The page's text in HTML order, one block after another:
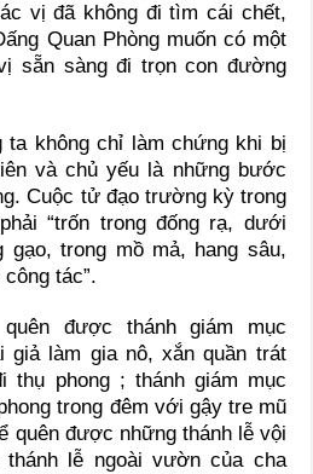
vị đã không đi tìm cái chết,
Quan Phòng muốn có một
sẵn sàng đi trọn con đường
ta không chỉ làm chứng khi bị
và chủ yếu là những bước
Cuộc tử đạo trường kỳ trong
“trốn trong đống rạ, dưới
gạo, trong mồ mả, hang sâu,
tác”.
được thánh giám mục
giả làm gia nô, xắn quần trát
thụ phong ; thánh giám mục
trong đêm với gậy tre mũ
quên được những thánh lễ vội
lễ ngoài vườn của cha